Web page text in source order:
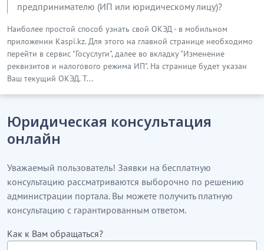
предпринимателю (ИП или юридическому лицу)?
Наиболее простой способ узнать свой ОКЭД - в мобильном
приложении Kaspi.kz. Для этого на главной странице необходимо
перейти в сервис "Госуслуги", далее во вкладку "Изменение
реквизитов и налогового режима ИП". На странице будет указан
Ваш текущий ОКЭД. Т...
Юридическая консультация
онлайн
Уважаемый пользователь! Заявки на бесплатную
консультацию рассматриваются выборочно по решению
администрации портала. Вы можете получить платную
консультацию с гарантированным ответом.
Как к Вам обращаться?